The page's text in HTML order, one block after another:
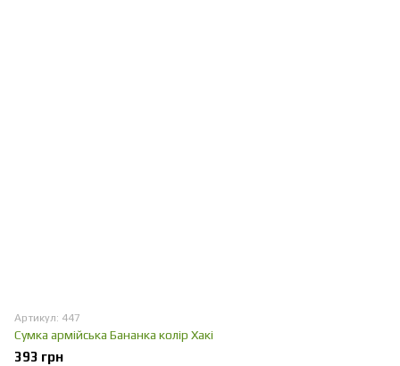
Артикул: 447
Сумка армійська Бананка колір Хакі
393 грн